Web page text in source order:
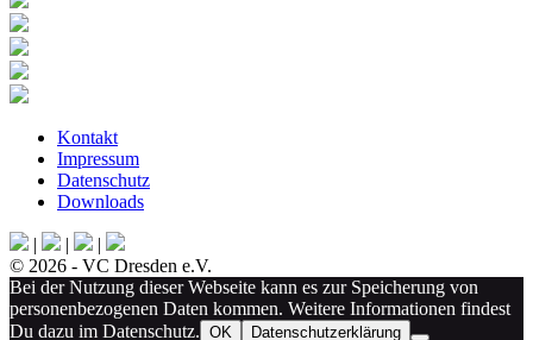
Kontakt
Impressum
Datenschutz
Downloads
| |
|
© 2026 - VC Dresden e.V.
Bei der Nutzung dieser Webseite kann es zur Speicherung von
personenbezogenen Daten kommen. Weitere Informationen findest
Du dazu im Datenschutz. OK Datenschutzerklärung